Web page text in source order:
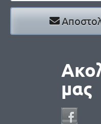
μας